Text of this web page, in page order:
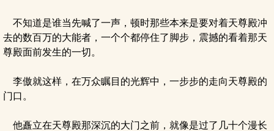
不知道是谁当先喊了一声，顿时那些本来是要对着天尊殿冲
去的数百万的大能者，一个个都停住了脚步，震撼的看着那天
尊殿面前发生的一切。
李傲就这样，在万众瞩目的光辉中，一步步的走向天尊殿的
门口。
他矗立在天尊殿那深沉的大门之前，就像是过了几十个漫长